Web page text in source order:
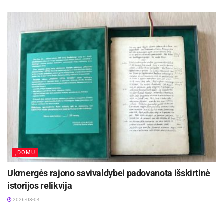
ĮDOMU
Ukmergės rajono savivaldybei padovanota išskirtinė
istorijos relikvija
2026-08-04